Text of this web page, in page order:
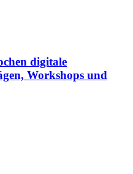
digitale
Workshops und